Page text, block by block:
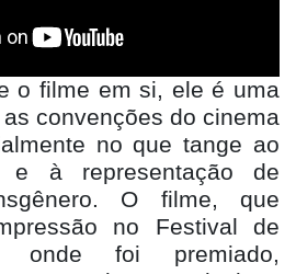
o filme em si, ele é uma
convenções do cinema
no que tange ao
e à representação de
O filme, que
ão no Festival de
onde foi premiado,